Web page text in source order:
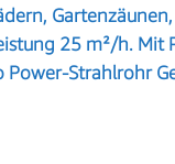
25 m²/h. Mit
Power-Strahlrohr